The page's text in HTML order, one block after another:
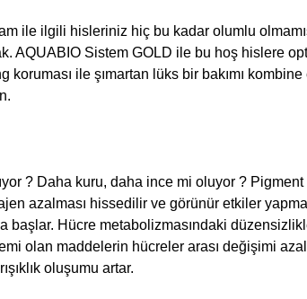
ile ilgili hisleriniz hiç bu kadar olumlu
AQUABIO Sistem GOLD ile bu hoş hislere
koruması ile şımartan lüks bir bakımı kombine
? Daha kuru, daha ince mi oluyor ? Pigment
azalması hissedilir ve görünür etkiler
başlar. Hücre metabolizmasındaki
olan maddelerin hücreler arası değişimi
oluşumu artar.